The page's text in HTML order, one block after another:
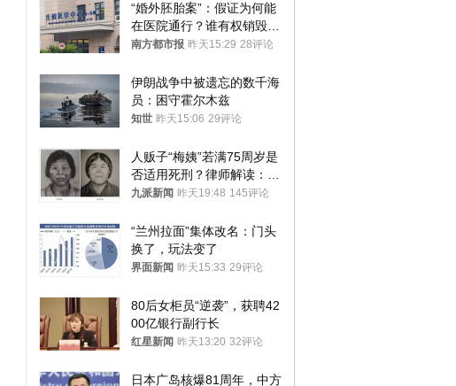
“婚外胚胎案”：假证为何能
在医院通行？谁有权销毁胚
胎？
南方都市报 昨天15:29 28评论
伊朗战争中被遗忘的数千海
员：困守霍尔木兹
知世 昨天15:06 29评论
人贩子“梅姨”若满75周岁是
否适用死刑？律师解读：很
大概率不会被判处死刑
九派新闻 昨天19:48 145评论
“兰州拉面”集体改名：门头
换了，玩法变了
界面新闻 昨天15:33 29评论
80后女柜员“逆袭”，获聘42
00亿银行副行长
红星新闻 昨天13:20 32评论
日本广岛核爆81周年，中方